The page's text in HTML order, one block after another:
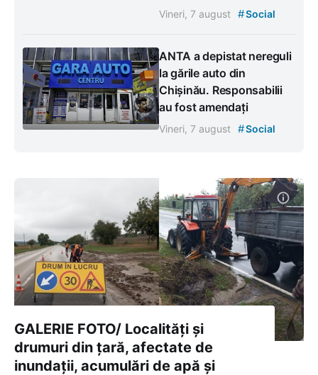
Vineri, 7 august #Social
ANTA a depistat nereguli
la gările auto din
Chișinău. Responsabilii
au fost amendați
Vineri, 7 august #Social
GALERIE FOTO/ Localități și
drumuri din țară, afectate de
inundații, acumulări de apă și